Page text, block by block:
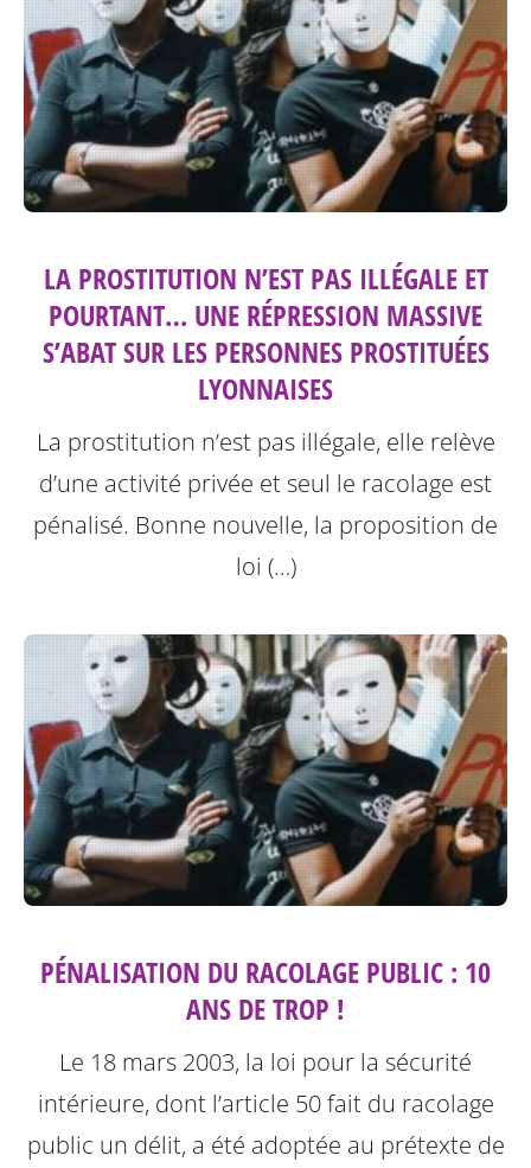
LA PROSTITUTION N’EST PAS ILLÉGALE ET
POURTANT… UNE RÉPRESSION MASSIVE
S’ABAT SUR LES PERSONNES PROSTITUÉES
LYONNAISES
La prostitution n’est pas illégale, elle relève
d’une activité privée et seul le racolage est
pénalisé. Bonne nouvelle, la proposition de
loi (…)
PÉNALISATION DU RACOLAGE PUBLIC : 10
ANS DE TROP !
Le 18 mars 2003, la loi pour la sécurité
intérieure, dont l’article 50 fait du racolage
public un délit, a été adoptée au prétexte de